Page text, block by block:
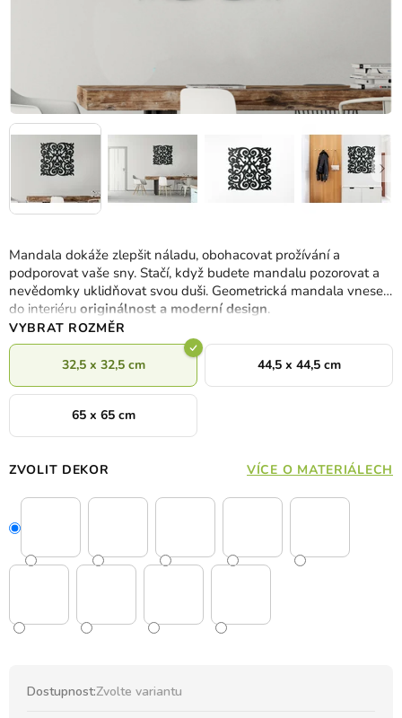
Mandala dokáže zlepšit náladu, obohacovat prožívání a
podporovat vaše sny. Stačí, když budete mandalu pozorovat a
nevědomky uklidňovat svou duši. Geometrická mandala vnese
do interiéru originálnost a moderní design.
VYBRAT ROZMĚR
32,5 x 32,5 cm 44,5 x 44,5 cm
65 x 65 cm
ZVOLIT DEKOR VÍCE O MATERIÁLECH
Dostupnost:Zvolte variantu